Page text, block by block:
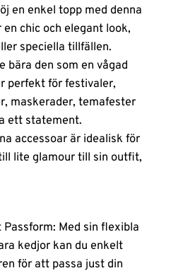
en enkel topp med denna
chic och elegant look,
speciella tillfällen.
bära den som en vågad
perfekt för festivaler,
maskerader, temafester
ett statement.
accessoar är idealisk för
lite glamour till sin outfit,
Med sin flexibla
kedjor kan du enkelt
för att passa just din